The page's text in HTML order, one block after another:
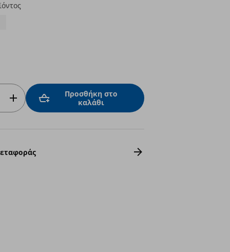
Προσθήκη στο
καλάθι